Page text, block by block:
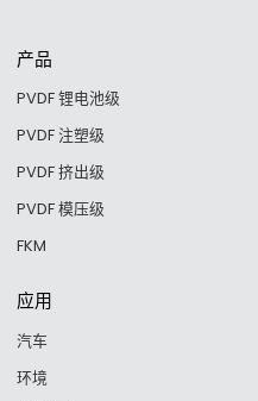
产品
PVDF 锂电池级
PVDF 注塑级
PVDF 挤出级
PVDF 模压级
FKM
应用
汽车
环境